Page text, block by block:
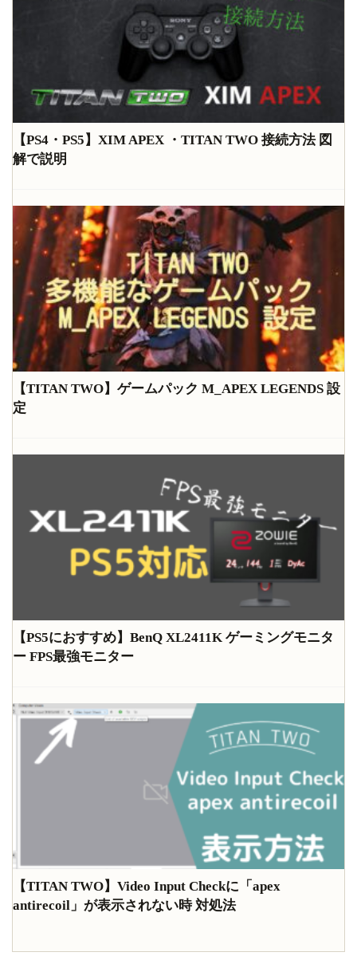
【PS4・PS5】XIM APEX ・TITAN TWO 接続方法 図
解で説明
【TITAN TWO】ゲームパック M_APEX LEGENDS 設
定
【PS5におすすめ】BenQ XL2411K ゲーミングモニタ
ー FPS最強モニター
【TITAN TWO】Video Input Checkに「apex
antirecoil」が表示されない時 対処法